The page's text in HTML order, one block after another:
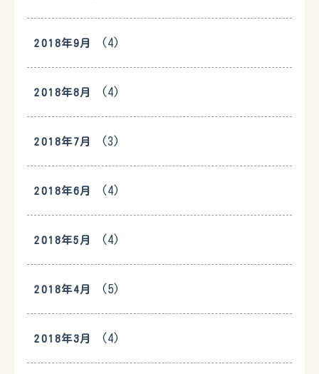
2018年9月 (4)
2018年8月 (4)
2018年7月 (3)
2018年6月 (4)
2018年5月 (4)
2018年4月 (5)
2018年3月 (4)